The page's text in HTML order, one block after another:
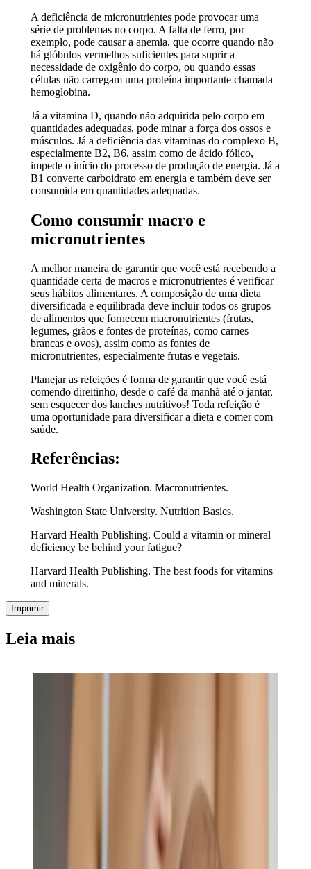
A deficiência de micronutrientes pode provocar uma
série de problemas no corpo. A falta de ferro, por
exemplo, pode causar a anemia, que ocorre quando não
há glóbulos vermelhos suficientes para suprir a
necessidade de oxigênio do corpo, ou quando essas
células não carregam uma proteína importante chamada
hemoglobina.
Já a vitamina D, quando não adquirida pelo corpo em
quantidades adequadas, pode minar a força dos ossos e
músculos. Já a deficiência das vitaminas do complexo B,
especialmente B2, B6, assim como de ácido fólico,
impede o início do processo de produção de energia. Já a
B1 converte carboidrato em energia e também deve ser
consumida em quantidades adequadas.
Como consumir macro e
micronutrientes
A melhor maneira de garantir que você está recebendo a
quantidade certa de macros e micronutrientes é verificar
seus hábitos alimentares. A composição de uma dieta
diversificada e equilibrada deve incluir todos os grupos
de alimentos que fornecem macronutrientes (frutas,
legumes, grãos e fontes de proteínas, como carnes
brancas e ovos), assim como as fontes de
micronutrientes, especialmente frutas e vegetais.
Planejar as refeições é forma de garantir que você está
comendo direitinho, desde o café da manhã até o jantar,
sem esquecer dos lanches nutritivos! Toda refeição é
uma oportunidade para diversificar a dieta e comer com
saúde.
Referências:
World Health Organization. Macronutrientes.
Washington State University. Nutrition Basics.
Harvard Health Publishing. Could a vitamin or mineral
deficiency be behind your fatigue?
Harvard Health Publishing. The best foods for vitamins
and minerals.
Imprimir
Leia mais